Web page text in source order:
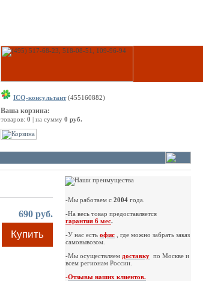
ICQ-консультант(455160882)
Ваша корзина:
товаров: 0 | на сумму 0 руб.
690 руб.
Купить
-Мы работаем с 2004 года.
-На весь товар предоставляется
гарантия 6 мес.
-У нас есть офис
, где можно забрать заказ
самовывозом.
-Мы осуществляем доставку по Москве и
всем регионам России.
-Отзывы наших клиентов.